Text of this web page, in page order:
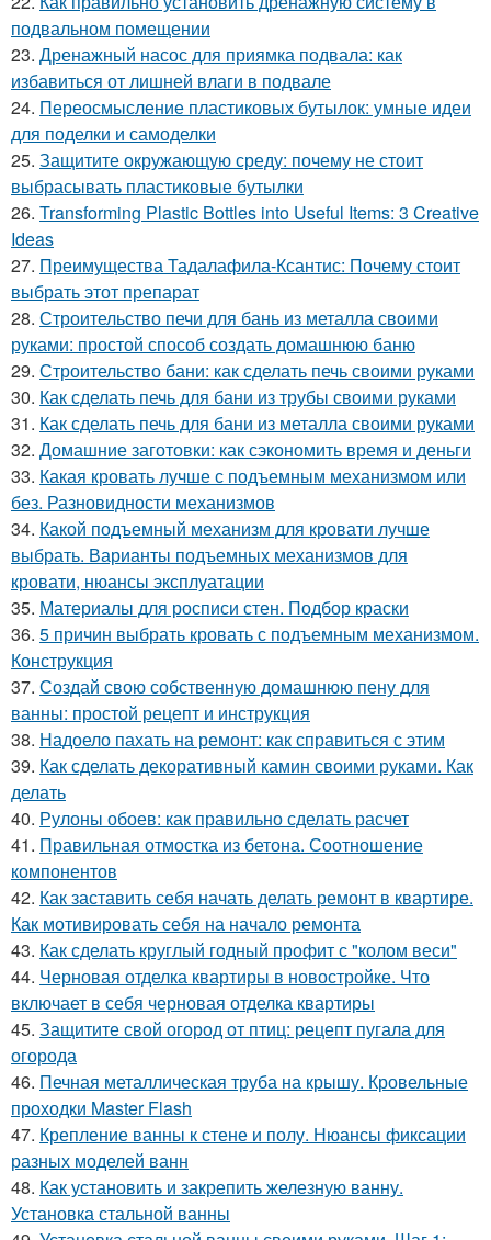
подвальном помещении
23. Дренажный насос для приямка подвала: как
избавиться от лишней влаги в подвале
24. Переосмысление пластиковых бутылок: умные идеи
для поделки и самоделки
25. Защитите окружающую среду: почему не стоит
выбрасывать пластиковые бутылки
26. Transforming Plastic Bottles into Useful Items: 3 Creative
Ideas
27. Преимущества Тадалафила-Ксантис: Почему стоит
выбрать этот препарат
28. Строительство печи для бань из металла своими
руками: простой способ создать домашнюю баню
29. Строительство бани: как сделать печь своими руками
30. Как сделать печь для бани из трубы своими руками
31. Как сделать печь для бани из металла своими руками
32. Домашние заготовки: как сэкономить время и деньги
33. Какая кровать лучше с подъемным механизмом или
без. Разновидности механизмов
34. Какой подъемный механизм для кровати лучше
выбрать. Варианты подъемных механизмов для
кровати, нюансы эксплуатации
35. Материалы для росписи стен. Подбор краски
36. 5 причин выбрать кровать с подъемным механизмом.
Конструкция
37. Создай свою собственную домашнюю пену для
ванны: простой рецепт и инструкция
38. Надоело пахать на ремонт: как справиться с этим
39. Как сделать декоративный камин своими руками. Как
делать
40. Рулоны обоев: как правильно сделать расчет
41. Правильная отмостка из бетона. Соотношение
компонентов
42. Как заставить себя начать делать ремонт в квартире.
Как мотивировать себя на начало ремонта
43. Как сделать круглый годный профит с "колом веси"
44. Черновая отделка квартиры в новостройке. Что
включает в себя черновая отделка квартиры
45. Защитите свой огород от птиц: рецепт пугала для
огорода
46. Печная металлическая труба на крышу. Кровельные
проходки Master Flash
47. Крепление ванны к стене и полу. Нюансы фиксации
разных моделей ванн
48. Как установить и закрепить железную ванну.
Установка стальной ванны